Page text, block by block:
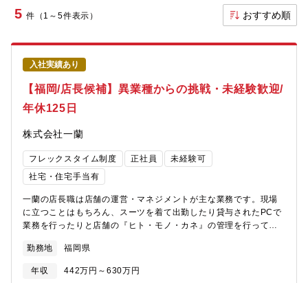
5 件（1～5件表示） おすすめ順
入社実績あり
【福岡/店長候補】異業種からの挑戦・未経験歓迎/
年休125日
株式会社一蘭
フレックスタイム制度 正社員
未経験可
社宅・住宅手当有
一蘭の店長職は店舗の運営・マネジメントが主な業務です。現場
に立つことはもちろん、スーツを着て出勤したり貸与されたPCで
業務を行ったりと店舗の『ヒト・モノ・カネ』の管理を行ってい
ポイントです。【魅力】店舗運営におけるマネジメント業務のウ
エイトが多いことが特徴です。スタッフによる店舗運営やシフト
管理のサポートがあり顧客満足度向上・売上拡大に集中できる環
勤務地 福岡県
年収 442万円～630万円